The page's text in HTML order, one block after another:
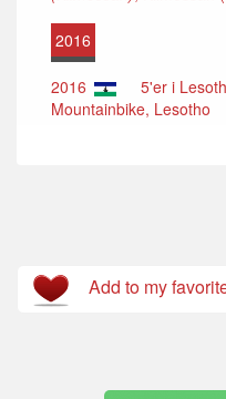
2016
2016
5'er i
Mountainbike, Lesotho
Add to my